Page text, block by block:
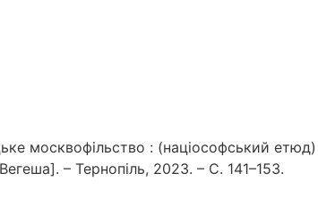
москвофільство : (націософський
– Тернопіль, 2023. – С. 141–153.